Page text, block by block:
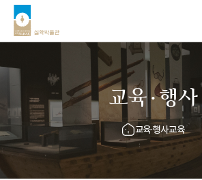
교육·행사
교육·행사교육